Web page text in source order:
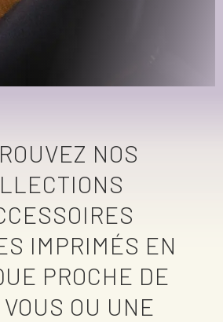
NOS
IMPRIMÉS EN
PROCHE DE
OU UNE